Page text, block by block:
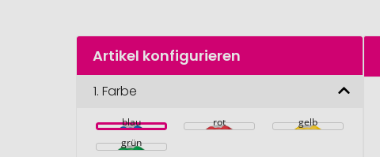
Artikel konfigurieren
1.Farbe
blau rot
gelb
grün